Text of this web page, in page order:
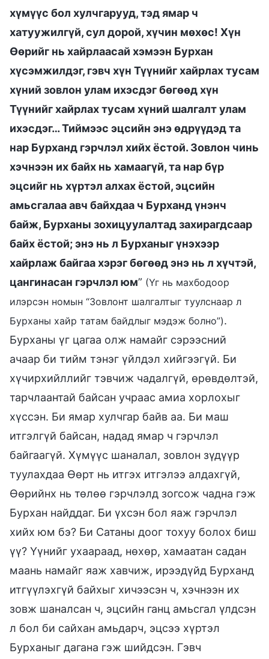
хүмүүс бол хулчгарууд, тэд ямар ч
хатуужилгүй, сул дорой, хүчин мөхөс! Хүн
Өөрийг нь хайрлаасай хэмээн Бурхан
хүсэмжилдэг, гэвч хүн Түүнийг хайрлах тусам
хүний зовлон улам ихэсдэг бөгөөд хүн
Түүнийг хайрлах тусам хүний шалгалт улам
ихэсдэг… Тиймээс эцсийн энэ өдрүүдэд та
нар Бурханд гэрчлэл хийх ёстой. Зовлон чинь
хэчнээн их байх нь хамаагүй, та нар бүр
эцсийг нь хүртэл алхах ёстой, эцсийн
амьсгалаа авч байхдаа ч Бурханд үнэнч
байж, Бурханы зохицуулалтад захирагдсаар
байх ёстой; энэ нь л Бурханыг үнэхээр
хайрлаж байгаа хэрэг бөгөөд энэ нь л хүчтэй,
цангинасан гэрчлэл юм” (Үг нь махбодоор
илэрсэн номын “Зовлонт шалгалтыг туулснаар л
Бурханы хайр татам байдлыг мэдэж болно”).
Бурханы үг цагаа олж намайг сэрээсний
ачаар би тийм тэнэг үйлдэл хийгээгүй. Би
хүчирхийллийг тэвчиж чадалгүй, өрөвдөлтэй,
тарчлаантай байсан учраас амиа хорлохыг
хүссэн. Би ямар хулчгар байв аа. Би маш
итгэлгүй байсан, надад ямар ч гэрчлэл
байгаагүй. Хүмүүс шаналал, зовлон зүдүүр
туулахдаа Өөрт нь итгэх итгэлээ алдахгүй,
Өөрийнх нь төлөө гэрчлэлд зогсож чадна гэж
Бурхан найддаг. Би үхсэн бол яаж гэрчлэл
хийх юм бэ? Би Сатаны доог тохуу болох биш
үү? Үүнийг ухаараад, нөхөр, хамаатан садан
маань намайг яаж хавчиж, ирээдүйд Бурханд
итгүүлэхгүй байхыг хичээсэн ч, хэчнээн их
зовж шаналсан ч, эцсийн ганц амьсгал үлдсэн
л бол би сайхан амьдарч, эцсээ хүртэл
Бурханыг дагана гэж шийдсэн. Гэвч